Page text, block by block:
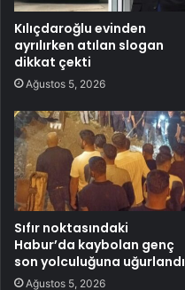
Kılıçdaroğlu evinden
ayrılırken atılan slogan
dikkat çekti
Ağustos 5, 2026
Sıfır noktasındaki
Habur’da kaybolan genç
son yolculuğuna uğurlandı
Ağustos 5, 2026